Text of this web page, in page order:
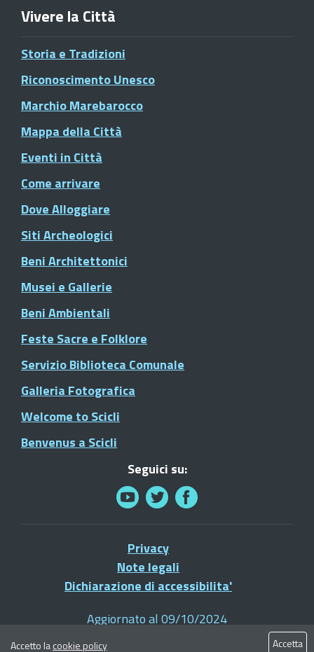
Vivere la Città
Storia e Tradizioni
Riconoscimento Unesco
Marchio Marebarocco
Mappa della Città
Eventi in Città
Come arrivare
Dove Alloggiare
Siti Archeologici
Beni Architettonici
Musei e Gallerie
Beni Ambientali
Feste Sacre e Folklore
Servizio Biblioteca Comunale
Galleria Fotografica
Welcome to Scicli
Benvenus a Scicli
Seguici su:
Privacy
Note legali
Dichiarazione di accessibilita'
Aggiornato al 09/10/2024
© 2021 Comune di Scicli - Tutti i diritti riservati
Accetto lacookie policy Accetta